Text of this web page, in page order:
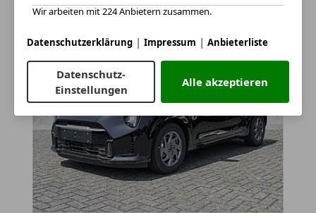
Wir arbeiten mit 224 Anbietern zusammen.
Datenschutzerklärung | Impressum | Anbieterliste
Datenschutz-
Einstellungen
Alle akzeptieren